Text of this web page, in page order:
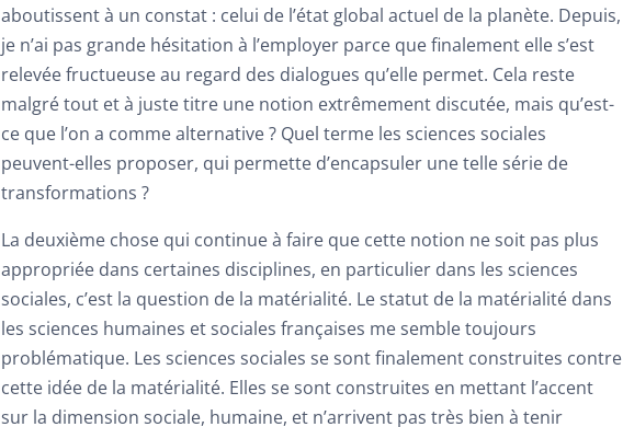
aboutissent à un constat : celui de l’état global actuel de la planète. Depuis,
je n’ai pas grande hésitation à l’employer parce que finalement elle s’est
relevée fructueuse au regard des dialogues qu’elle permet. Cela reste
malgré tout et à juste titre une notion extrêmement discutée, mais qu’est-
ce que l’on a comme alternative ? Quel terme les sciences sociales
peuvent-elles proposer, qui permette d’encapsuler une telle série de
transformations ?
La deuxième chose qui continue à faire que cette notion ne soit pas plus
appropriée dans certaines disciplines, en particulier dans les sciences
sociales, c’est la question de la matérialité. Le statut de la matérialité dans
les sciences humaines et sociales françaises me semble toujours
problématique. Les sciences sociales se sont finalement construites contre
cette idée de la matérialité. Elles se sont construites en mettant l’accent
sur la dimension sociale, humaine, et n’arrivent pas très bien à tenir